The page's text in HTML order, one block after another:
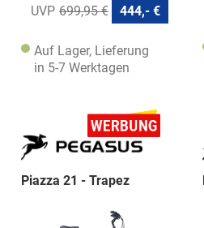
699,95 € 444,- €
Auf Lager, Lieferung
in 5-7 Werktagen
Piazza 21 - Trapez